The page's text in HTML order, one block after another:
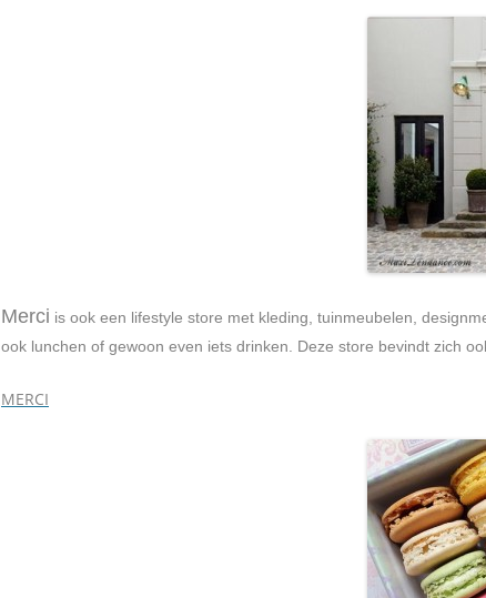
Merci is ook een lifestyle store met kleding, tuinmeubelen,
ook lunchen of gewoon even iets drinken. Deze store bevindt zich
MERCI